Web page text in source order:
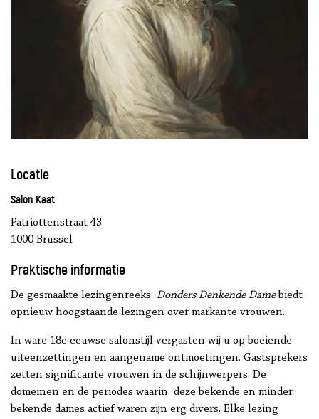
Locatie
Salon Kaat
Patriottenstraat 43
1000 Brussel
Praktische informatie
De gesmaakte lezingenreeks Donders Denkende Damebiedt
opnieuw hoogstaande lezingen over markante vrouwen.
In ware 18e eeuwse salonstijl vergasten wij u op boeiende
uiteenzettingen en aangename ontmoetingen. Gastsprekers
zetten significante vrouwen in de schijnwerpers. De
domeinen en de periodes waarin deze bekende en minder
bekende dames actief waren zijn erg divers. Elke lezing